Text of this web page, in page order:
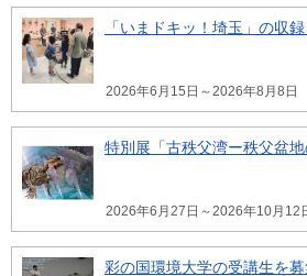
「いまドキッ！埼玉」の収
2026年6月15日～2026年8月8日
特別展「古秩父湾ー秩父盆地
2026年6月27日～2026年10月12
彩の国環境大学の受講生を募